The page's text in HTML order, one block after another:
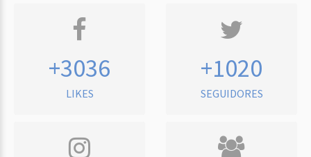
+3036
LIKES
+1020
SEGUIDORES